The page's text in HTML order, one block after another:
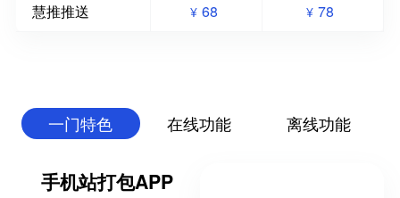
慧推推送
¥ 68 ¥ 78
一门特色 在线功能 离线功能
手机站打包APP